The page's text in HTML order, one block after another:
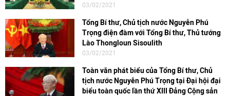
03/02/2021
Tổng Bí thư, Chủ tịch nước Nguyễn Phú
Trọng điện đàm với Tổng Bí thư, Thủ tướng
Lào Thongloun Sisoulith
03/02/2021
Toàn văn phát biểu của Tổng Bí thư, Chủ
tịch nước Nguyễn Phú Trọng tại Đại hội đại
biểu toàn quốc lần thứ XIII Đảng Cộng sản